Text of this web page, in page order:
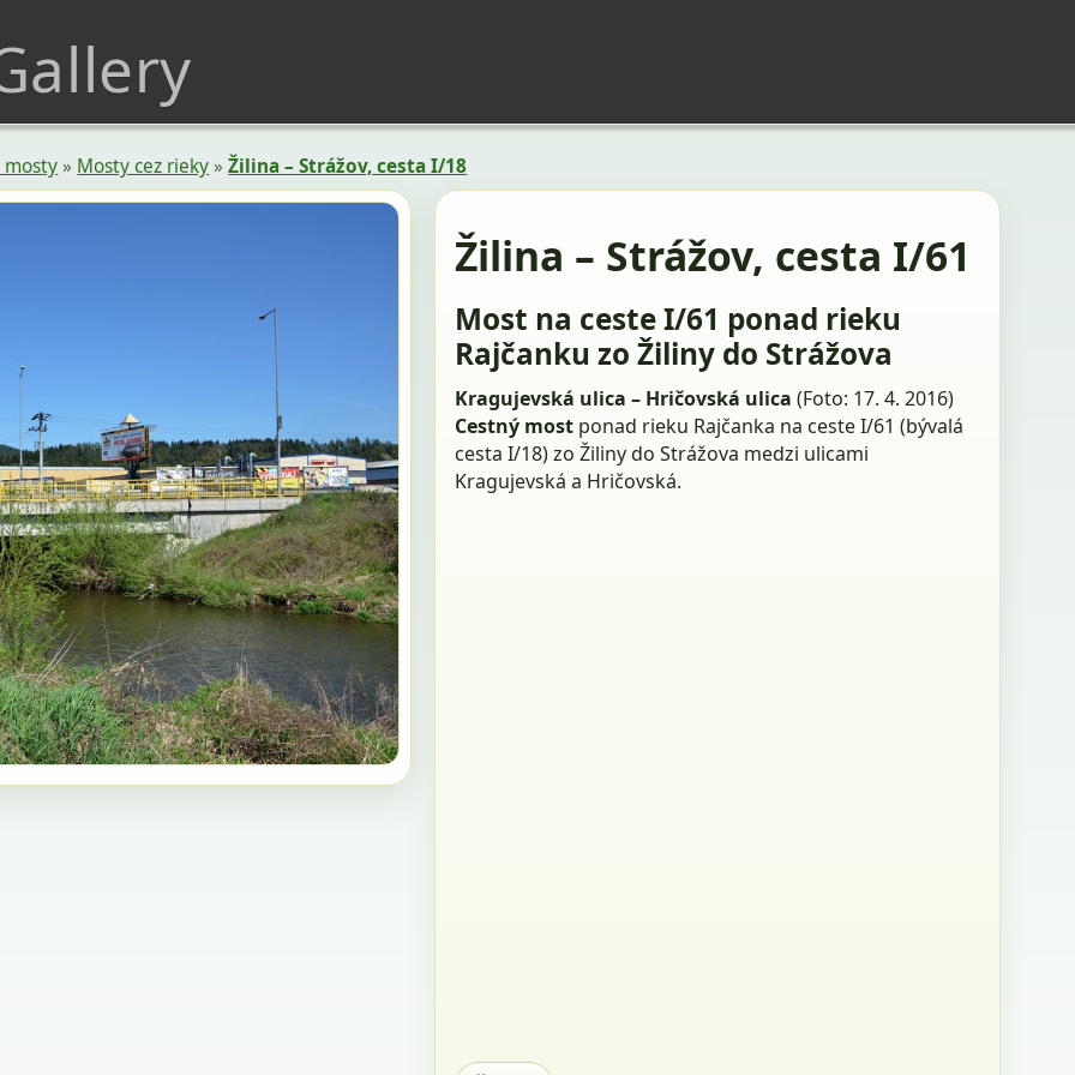
mosty» Mosty cez rieky»Žilina – Strážov, cesta I/18
Žilina – Strážov, cesta I/61
Most na ceste I/61 ponad rieku
Rajčanku zo Žiliny do Strážova
Kragujevská ulica – Hričovská ulica (Foto: 17. 4. 2016)
Cestný most ponad rieku Rajčanka na ceste I/61 (bývalá
cesta I/18) zo Žiliny do Strážova medzi ulicami
Kragujevská a Hričovská.